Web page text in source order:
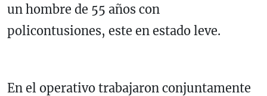
un hombre de 55 años con
policontusiones, este en estado leve.
En el operativo trabajaron conjuntamente